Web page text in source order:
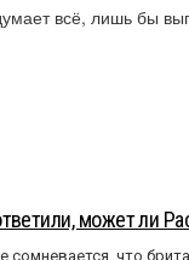
всё, лишь бы
может ли
сомневается, что